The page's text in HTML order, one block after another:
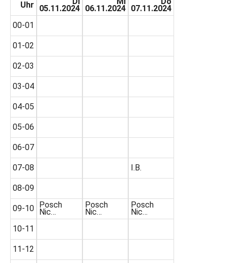
Uhr
00-01
01-02
02-03
03-04
04-05
05-06
06-07
07-08
08-09
09-10
10-11
11-12
05.11.2024
Posch
Nic…
06.11.2024
Posch
Nic…
07.11.2024
I.B.
Posch
Nic…